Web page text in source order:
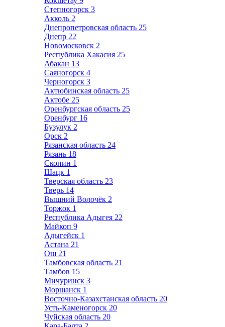
Степногорск 3
Акколь 2
Днепропетровская область 25
Днепр 22
Новомосковск 2
Республика Хакасия 25
Абакан 13
Саяногорск 4
Черногорск 3
Актюбинская область 25
Актобе 25
Оренбургская область 25
Оренбург 16
Бузулук 2
Орск 2
Рязанская область 24
Рязань 18
Скопин 1
Шацк 1
Тверская область 23
Тверь 14
Вышний Волочёк 2
Торжок 1
Республика Адыгея 22
Майкоп 9
Адыгейск 1
Астана 21
Ош 21
Тамбовская область 21
Тамбов 15
Мичуринск 3
Моршанск 1
Восточно-Казахстанская область 20
Усть-Каменогорск 20
Чуйская область 20